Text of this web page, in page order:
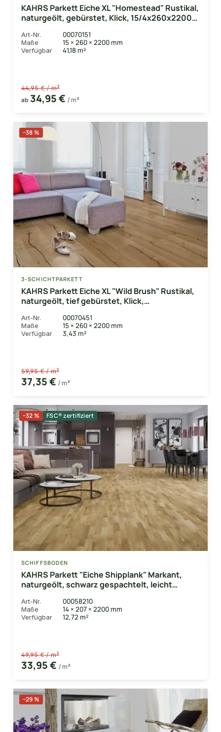
KAHRS Parkett Eiche XL "Homestead" Rustikal,
naturgeölt, gebürstet, Klick, 15/4x260x2200
Art-Nr. 00070151
Maße 15 × 260 × 2200 mm
Verfügbar 41,18 m²
44,95 € / m²
ab 34,95 € / m²
−38 %
3-SCHICHTPARKETT
KAHRS Parkett Eiche XL "Wild Brush" Rustikal,
naturgeölt, tief gebürstet, Klick,
Art-Nr. 00070451
Maße 15 × 260 × 2200 mm
Verfügbar 3,43 m²
59,95 € / m²
37,35 € / m²
−32 % FSC® zertifiziert
SCHIFFSBODEN
KAHRS Parkett "Eiche Shipplank" Markant,
naturgeölt, schwarz gespachtelt, leicht
Art-Nr. 00058210
Maße 14 × 207 × 2200 mm
Verfügbar 12,72 m²
49,95 € / m²
33,95 € / m²
−29 %